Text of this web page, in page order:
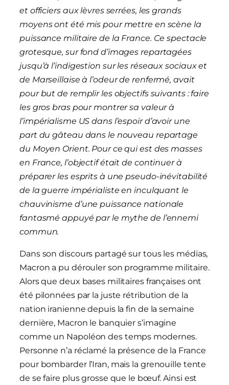
et officiers aux lèvres serrées, les grands
moyens ont été mis pour mettre en scène la
puissance militaire de la France. Ce spectacle
grotesque, sur fond d’images repartagées
jusqu’à l’indigestion sur les réseaux sociaux et
de Marseillaise à l’odeur de renfermé, avait
pour but de remplir les objectifs suivants : faire
les gros bras pour montrer sa valeur à
l’impérialisme US dans l’espoir d’avoir une
part du gâteau dans le nouveau repartage
du Moyen Orient. Pour ce qui est des masses
en France, l’objectif était de continuer à
préparer les esprits à une pseudo-inévitabilité
de la guerre impérialiste en inculquant le
chauvinisme d’une puissance nationale
fantasmé appuyé par le mythe de l’ennemi
commun.
Dans son discours partagé sur tous les médias,
Macron a pu dérouler son programme militaire.
Alors que deux bases militaires françaises ont
été pilonnées par la juste rétribution de la
nation iranienne depuis la fin de la semaine
dernière, Macron le banquier s’imagine
comme un Napoléon des temps modernes.
Personne n’a réclamé la présence de la France
pour bombarder l’Iran, mais la grenouille tente
de se faire plus grosse que le bœuf. Ainsi est